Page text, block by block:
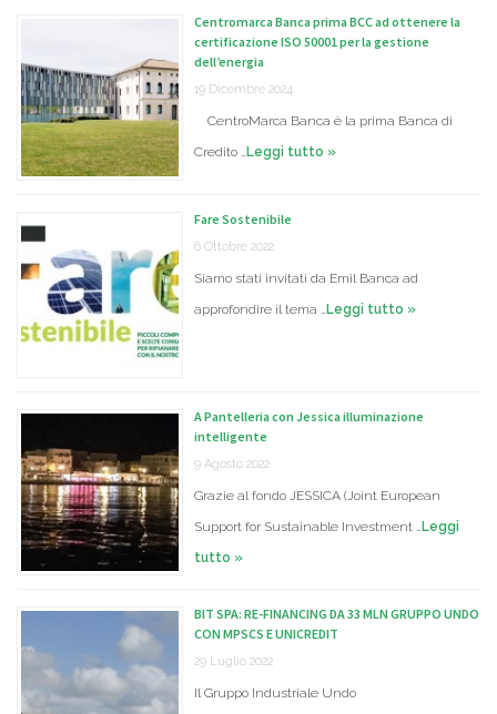
Centromarca Banca prima BCC ad ottenere la
certificazione ISO 50001 per la gestione
dell’energia
19 Dicembre 2024
CentroMarca Banca è la prima Banca di
Credito … Leggi tutto »
Fare Sostenibile
6 Ottobre 2022
Siamo stati invitati da Emil Banca ad
approfondire il tema … Leggi tutto »
A Pantelleria con Jessica illuminazione
intelligente
9 Agosto 2022
Grazie al fondo JESSICA (Joint European
Support for Sustainable Investment … Leggi
tutto »
BIT SPA: RE-FINANCING DA 33 MLN GRUPPO UNDO
CON MPSCS E UNICREDIT
29 Luglio 2022
Il Gruppo Industriale Undo